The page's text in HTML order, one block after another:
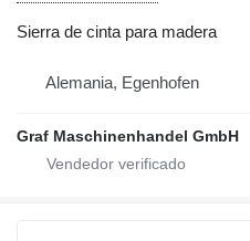
Sierra de cinta para madera
Alemania, Egenhofen
Graf Maschinenhandel GmbH